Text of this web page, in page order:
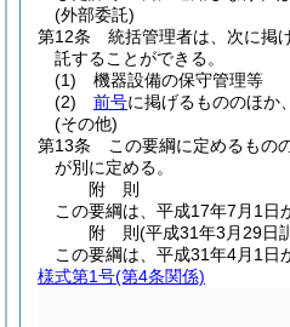
(外部委託)
第12条
統括管理者は、次に掲
託することができる。
(1)
機器設備の保守管理等
(2)
前号に掲げるもののほか
(その他)
第13条
この要綱に定めるもの
が別に定める。
附 則
この要綱は、平成17年7月1日
附 則(平成31年3月29日
この要綱は、平成31年4月1日
様式第1号(第4条関係)